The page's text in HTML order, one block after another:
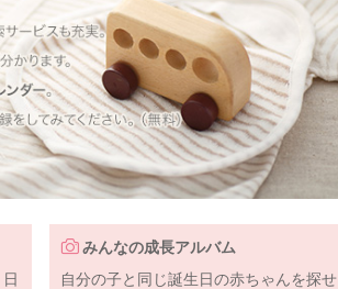
みんなの成長アルバム
自分の子と同じ誕生日の赤ちゃんを探せ